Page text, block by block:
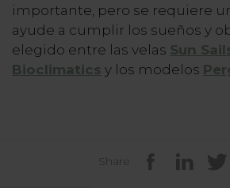
importante, pero se requiere
ayude a cumplir los sueños y
elegido entre las velas Sun
Bioclimatics y los modelos
Share